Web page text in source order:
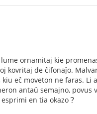
ornamitaj kie
kovritaj de ĉifonaĵo.
eĉ moveton ne faras.
antaŭ semajno,
en tia okazo？